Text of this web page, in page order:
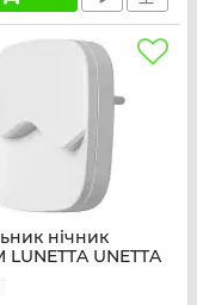
нічник
LUNETTA UNETTA